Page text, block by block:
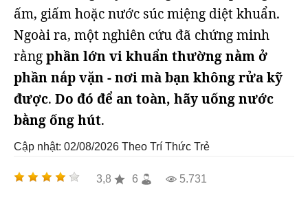
ấm, giấm hoặc nước súc miệng diệt khuẩn.
Ngoài ra, một nghiên cứu đã chứng minh
rằngphần lớn vi khuẩn thường nằm ở
phần nắp vặn - nơi mà bạn không rửa kỹ
được. Do đó để an toàn, hãy uống nước
bằng ống hút.
Cập nhật: 02/08/2026 Theo Trí Thức Trẻ
3,8 6 5.731